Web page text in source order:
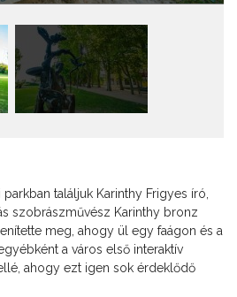
találjuk Karinthy Frigyes író,
szobrászművész Karinthy bronz
meg, ahogy ül egy faágon és a
a város első interaktív
ahogy ezt igen sok érdeklődő